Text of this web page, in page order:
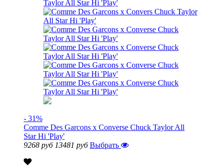
- 31%
Comme Des Garcons x Converse Chuck Taylor All
Star Hi 'Play'
9268 руб 13481 руб Выбрать